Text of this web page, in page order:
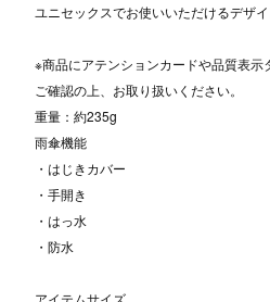
ユニセックスでお使いいただけるデザイ
※商品にアテンションカードや品質表
ご確認の上、お取り扱いください。
重量：約235g
雨傘機能
・はじきカバー
・手開き
・はっ水
・防水